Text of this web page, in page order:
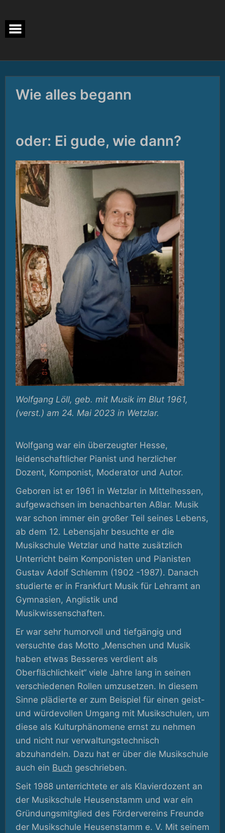
content
Wie alles begann
oder: Ei gude, wie dann?
Wolfgang Löll, geb. mit Musik im Blut 1961,
(verst.) am 24. Mai 2023 in Wetzlar.
Wolfgang war ein überzeugter Hesse,
leidenschaftlicher Pianist und herzlicher
Dozent, Komponist, Moderator und Autor.
Geboren ist er 1961 in Wetzlar in Mittelhessen,
aufgewachsen im benachbarten Aßlar. Musik
war schon immer ein großer Teil seines Lebens,
ab dem 12. Lebensjahr besuchte er die
Musikschule Wetzlar und hatte zusätzlich
Unterricht beim Komponisten und Pianisten
Gustav Adolf Schlemm (1902 -1987). Danach
studierte er in Frankfurt Musik für Lehramt an
Gymnasien, Anglistik und
Musikwissenschaften.
Er war sehr humorvoll und tiefgängig und
versuchte das Motto „Menschen und Musik
haben etwas Besseres verdient als
Oberflächlichkeit“ viele Jahre lang in seinen
verschiedenen Rollen umzusetzen. In diesem
Sinne plädierte er zum Beispiel für einen geist-
und würdevollen Umgang mit Musikschulen, um
diese als Kulturphänomene ernst zu nehmen
und nicht nur verwaltungstechnisch
abzuhandeln. Dazu hat er über die Musikschule
auch ein Buch geschrieben.
Seit 1988 unterrichtete er als Klavierdozent an
der Musikschule Heusenstamm und war ein
Gründungsmitglied des Fördervereins Freunde
der Musikschule Heusenstamm e. V. Mit seinem